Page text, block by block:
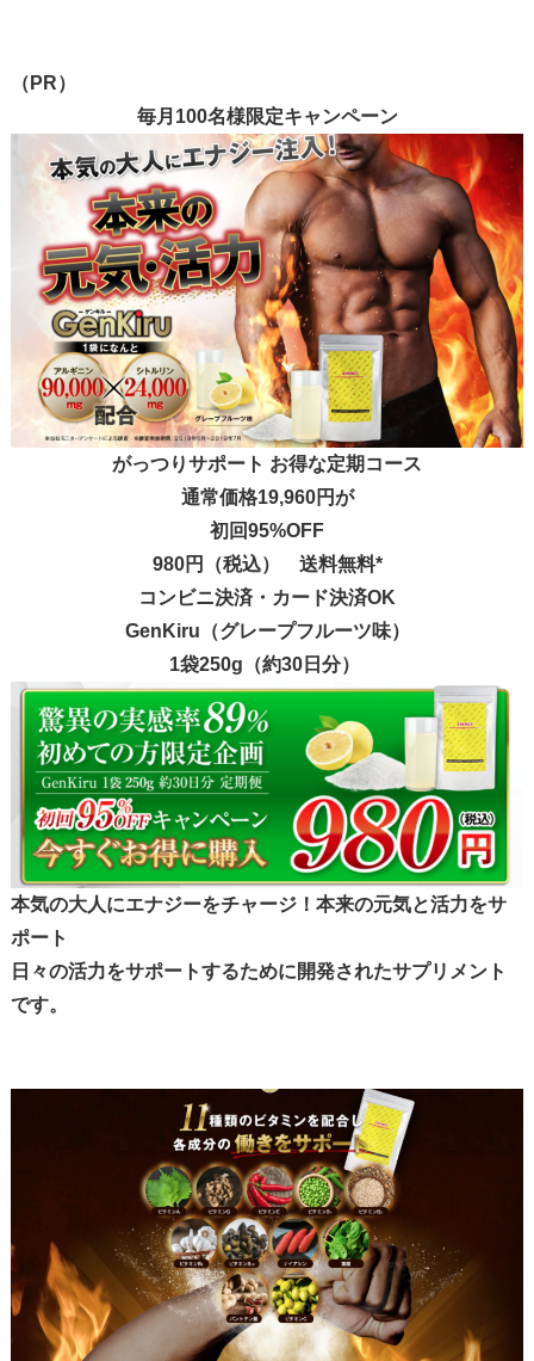
（PR）
毎月100名様限定キャンペーン
がっつりサポート お得な定期コース
通常価格19,960円が
初回95%OFF
980円（税込） 送料無料*
コンビニ決済・カード決済OK
GenKiru（グレープフルーツ味）
1袋250g（約30日分）
本気の大人にエナジーをチャージ！本来の元気と活力をサ
ポート
日々の活力をサポートするために開発されたサプリメント
です。